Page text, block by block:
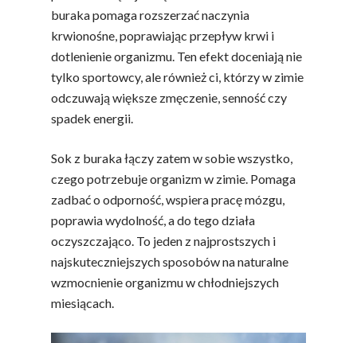
buraka pomaga rozszerzać naczynia
krwionośne, poprawiając przepływ krwi i
dotlenienie organizmu. Ten efekt doceniają nie
tylko sportowcy, ale również ci, którzy w zimie
odczuwają większe zmęczenie, senność czy
spadek energii.
Sok z buraka łączy zatem w sobie wszystko,
czego potrzebuje organizm w zimie. Pomaga
zadbać o odporność, wspiera pracę mózgu,
poprawia wydolność, a do tego działa
oczyszczająco. To jeden z najprostszych i
najskuteczniejszych sposobów na naturalne
wzmocnienie organizmu w chłodniejszych
miesiącach.